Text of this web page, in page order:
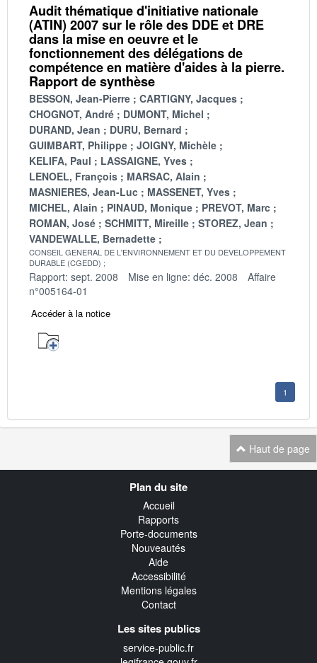
Audit thématique d'initiative nationale
(ATIN) 2007 sur le rôle des DDE et DRE
dans la mise en oeuvre et le
fonctionnement des délégations de
compétence en matière d'aides à la pierre.
Rapport de synthèse
BESSON, Jean-Pierre
CARTIGNY, Jacques
CHOGNOT, André
DUMONT, Michel
DURAND, Jean
DURU, Bernard
GUIMBART, Philippe
JOIGNY, Michèle
KELIFA, Paul
LASSAIGNE, Yves
LENOEL, François
MARSAC, Alain
MASNIERES, Jean-Luc
MASSENET, Yves
MICHEL, Alain
PINAUD, Monique
PREVOT, Marc
ROMAN, José
SCHMITT, Mireille
STOREZ, Jean
VANDEWALLE, Bernadette
CONSEIL GENERAL DE L'ENVIRONNEMENT ET DU DEVELOPPEMENT
DURABLE (CGEDD)
Rapport: sept. 2008 Mise en ligne: déc. 2008
Affaire
n°005164-01
Accéder à la notice
1
Haut de page
Plan du site
Accueil
Rapports
Porte-documents
Nouveautés
Aide
Accessibilité
Mentions légales
Contact
Les sites publics
service-public.fr